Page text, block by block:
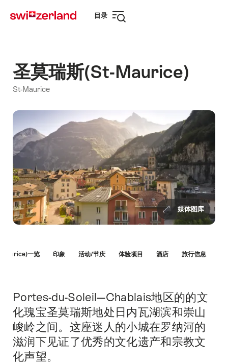
目录
圣莫瑞斯(St-Maurice)
St-Maurice
媒体图库
Maurice)一览 印象 活动/节庆 体验项目 酒店 旅行信息
简
介
Portes-du-Soleil—Chablais地区的的文
化瑰宝圣莫瑞斯地处日内瓦湖滨和崇山
峻岭之间。这座迷人的小城在罗纳河的
滋润下见证了优秀的文化遗产和宗教文
化声望。